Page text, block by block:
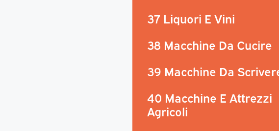
37 Liquori E Vini
38 Macchine Da Cucire
39 Macchine Da
40 Macchine E Attrezzi
Agricoli